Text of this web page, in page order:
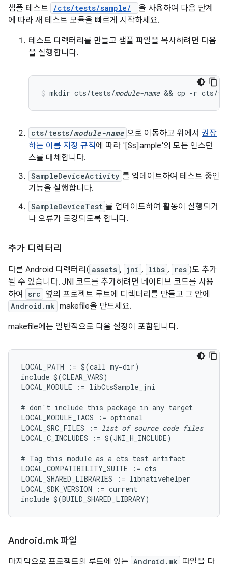
샘플 테스트 /cts/tests/sample/
을 사용하여 다음 단계
에 따라 새 테스트 모듈을 빠르게 시작하세요.
테스트 디렉터리를 만들고 샘플 파일을 복사하려면 다음
을 실행합니다.
mkdir cts/tests/module-name && cp -r cts/
cts/tests/module-name 으로 이동하고 위에서 권장
하는 이름 지정 규칙에 따라 '[Ss]ample'의 모든 인스턴
스를 대체합니다.
SampleDeviceActivity 를 업데이트하여 테스트 중인
기능을 실행합니다.
SampleDeviceTest 를 업데이트하여 활동이 실행되거
나 오류가 로깅되도록 합니다.
추가 디렉터리
다른 Android 디렉터리( assets , jni , libs , res )도 추가
될 수 있습니다. JNI 코드를 추가하려면 네이티브 코드를 사용
하여
src 옆의 프로젝트 루트에 디렉터리를 만들고 그 안에
Android.mk makefile을 만드세요.
makefile에는 일반적으로 다음 설정이 포함됩니다.
LOCAL_PATH := $(call my-dir)
include $(CLEAR_VARS)
LOCAL_MODULE := libCtsSample_jni
# don't include this package in any target
LOCAL_MODULE_TAGS := optional
LOCAL_SRC_FILES := list of source code files
LOCAL_C_INCLUDES := $(JNI_H_INCLUDE)
# Tag this module as a cts test artifact
LOCAL_COMPATIBILITY_SUITE := cts
LOCAL_SHARED_LIBRARIES := libnativehelper
LOCAL_SDK_VERSION := current
Android.mk 파일
마지막으로 프로젝트의 루트에 있는 Android.mk 파일을 다